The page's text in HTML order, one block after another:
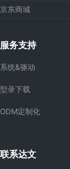
京东商城
服务支持
系统&驱动
型录下载
ODM定制化
联系达文